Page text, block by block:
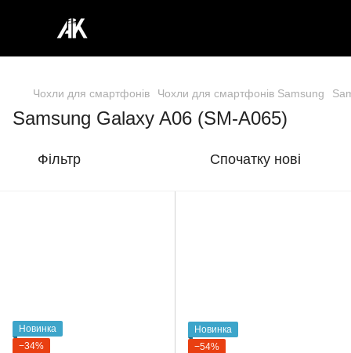
Чохли для смартфонів Чохли для смартфонів Samsung
Samsung Galaxy A06 (SM-A065)
Фільтр Спочатку нові
Новинка
−34%
Новинка
−54%